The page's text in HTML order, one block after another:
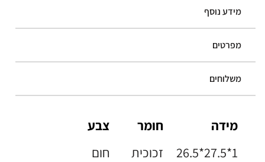
מידע נוסף
מפרטים
משלוחים
מידה
26.5*27.5*1
חומר
זכוכית
צבע
חום